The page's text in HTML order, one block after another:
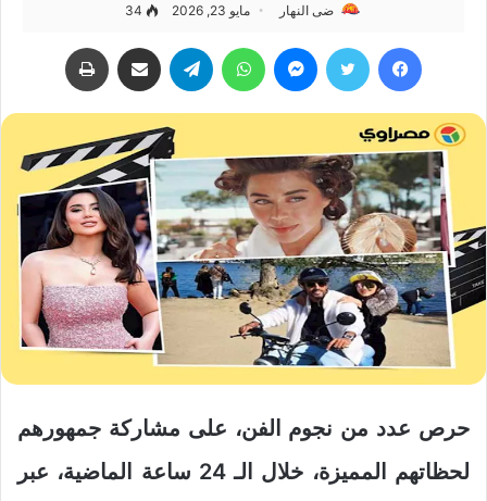
ضى النهار مايو 23, 2026 34
فيسبوك تويتر ماسنجر واتساب تيلقرام مشاركة عبر البريد
حرص عدد من نجوم الفن، على مشاركة جمهورهم
لحظاتهم المميزة، خلال الـ 24 ساعة الماضية، عبر